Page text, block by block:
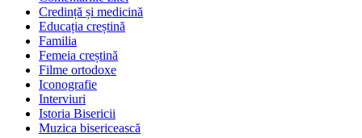
Credință și medicină
Educația creștină
Familia
Femeia creștină
Filme ortodoxe
Iconografie
Interviuri
Istoria Bisericii
Muzica bisericească